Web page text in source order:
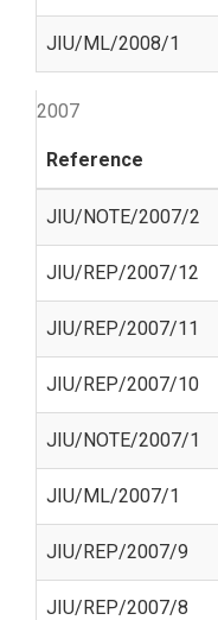
JIU/ML/2008/1
2007
Reference
JIU/NOTE/2007/2
JIU/REP/2007/12
JIU/REP/2007/11
JIU/REP/2007/10
JIU/NOTE/2007/1
JIU/ML/2007/1
JIU/REP/2007/9
JIU/REP/2007/8